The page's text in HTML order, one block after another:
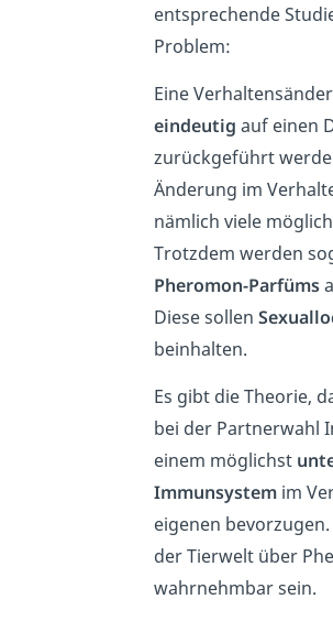
entsprechende
Problem:
Eine
eindeutig auf einen
zurückgeführt
Änderung im
nämlich viele
Trotzdem werden
Pheromon-Parfüms
Diese sollen
beinhalten.
Es gibt die Theorie,
bei der Partnerwahl
einem möglichst
Immunsystemim
eigenen
der Tierwelt über
wahrnehmbar sein.